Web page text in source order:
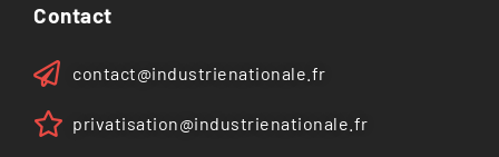
Contact
contact@industrienationale.fr
privatisation@industrienationale.fr